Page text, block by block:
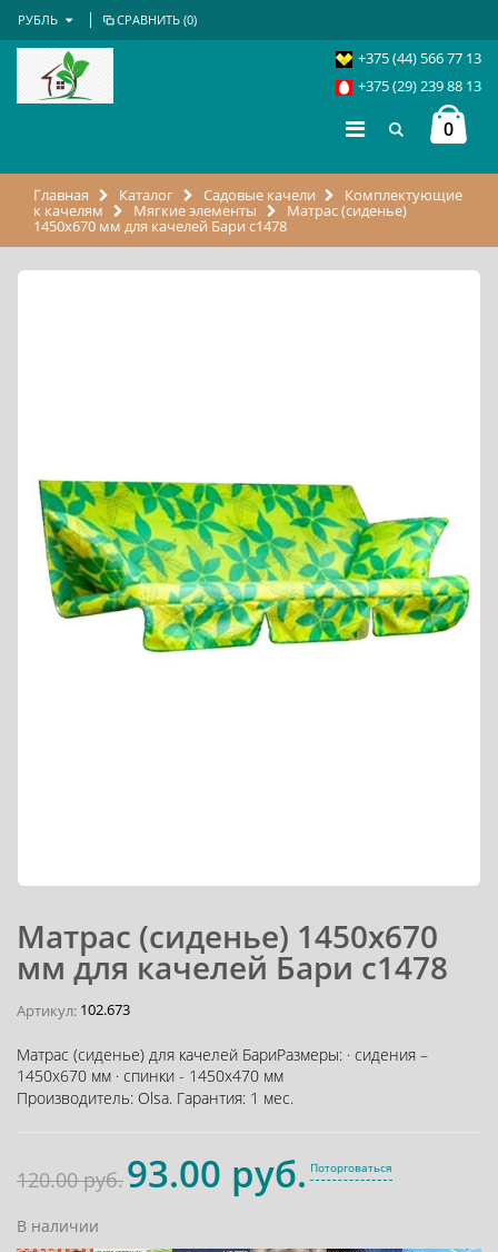
РУБЛЬ СРАВНИТЬ (0)
+375 (44) 566 77 13
+375 (29) 239 88 13
0
Главная Каталог Садовые качели Комплектующие
к качелям Мягкие элементы Матрас (сиденье)
1450х670 мм для качелей Бари с1478
Матрас (сиденье) 1450х670
мм для качелей Бари с1478
Артикул: 102.673
Матрас (сиденье) для качелей БариРазмеры: · сидения –
1450х670 мм · спинки - 1450х470 мм
Производитель: Olsa. Гарантия: 1 мес.
120.00 руб.93.00 руб. Поторговаться
В наличии